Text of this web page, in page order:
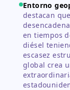
Entorno
destacan
en tiempos
diésel
escasez
global crea